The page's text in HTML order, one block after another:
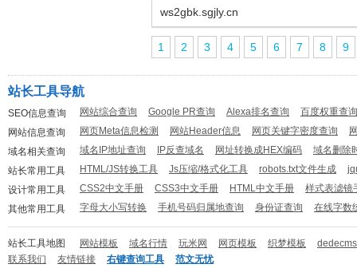
ws2gbk.sgjly.cn
1 2 3 4 5 6 7 8 9
站长工具导航
SEO信息查询 网站综合查询 Google PR查询 Alexa排名查询
百度权重查询
网站信息查询
网页Meta信息检测 网站Header信息 网页关键字密度查询
域名相关查询
域名IP地址查询 IP反查域名 网址转换成HEX编码
域名删除
站长常用工具
HTML/JS转换工具 Js压缩/格式化工具 robots.txt文件生成
设计常用工具
CSS2中文手册 CSS3中文手册 HTML中文手册
样式表滤镜
其他常用工具
字母大小写转换 手机号码归属地查询 身份证查询 在线字数
站长工具地图 网站模板 域名行情 玩米网 网页模板 织梦模板
联系我们
友情链接 右键查询工具 范文无忧